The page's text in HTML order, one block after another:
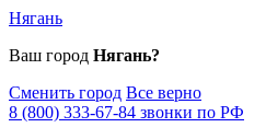
Нягань
Ваш город Нягань?
Сменить город Все верно
8 (800) 333-67-84 звонки по РФ